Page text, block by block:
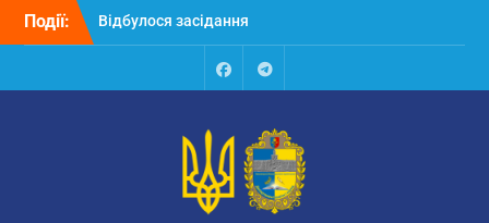
Перейти
Події:
Відбулося засідання
колегії Департаменту
освіти та науки обласної
державної адміністрації
відповідальних за
національно-патріотичне
FacebookTalegram